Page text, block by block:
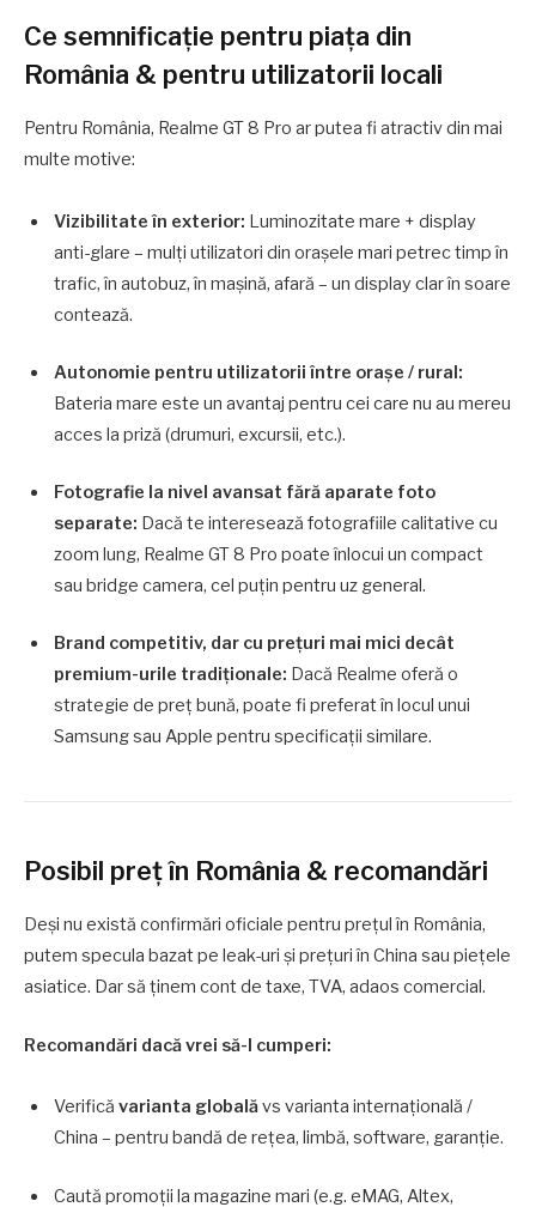
Ce semnificaţie pentru piaţa din
România & pentru utilizatorii locali
Pentru România, Realme GT 8 Pro ar putea fi atractiv din mai
multe motive:
Vizibilitate în exterior: Luminozitate mare + display
anti-glare – mulţi utilizatori din oraşele mari petrec timp în
trafic, în autobuz, în maşină, afară – un display clar în soare
contează.
Autonomie pentru utilizatorii între oraşe / rural:
Bateria mare este un avantaj pentru cei care nu au mereu
acces la priză (drumuri, excursii, etc.).
Fotografie la nivel avansat fără aparate foto
separate: Dacă te interesează fotografiile calitative cu
zoom lung, Realme GT 8 Pro poate înlocui un compact
sau bridge camera, cel puţin pentru uz general.
Brand competitiv, dar cu preţuri mai mici decât
premium-urile tradiţionale: Dacă Realme oferă o
strategie de preţ bună, poate fi preferat în locul unui
Samsung sau Apple pentru specificaţii similare.
Posibil preţ în România & recomandări
Deşi nu există confirmări oficiale pentru preţul în România,
putem specula bazat pe leak-uri şi preţuri în China sau pieţele
asiatice. Dar să ţinem cont de taxe, TVA, adaos comercial.
Recomandări dacă vrei să-l cumperi:
Verifică varianta globalăvs varianta internațională /
China – pentru bandă de rețea, limbă, software, garanţie.
Caută promoţii la magazine mari (e.g. eMAG, Altex,